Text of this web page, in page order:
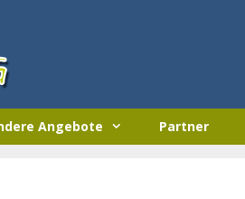
Angebote Partner